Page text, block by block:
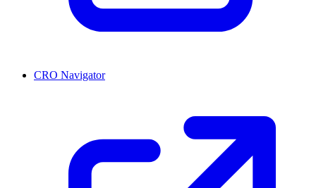
CRO Navigator